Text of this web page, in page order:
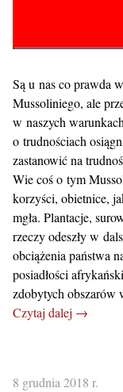
Są u nas co prawda
Mussoliniego, ale
w naszych
o trudnościach
zastanowić na
Wie coś o tym
korzyści, obietnice,
mgła. Plantacje,
rzeczy odeszły w
obciążenia państwa
posiadłości
zdobytych obszarów
Czytaj dalej →
8 grudnia 2018 r.